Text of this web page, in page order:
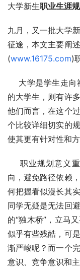
大学新生职业生涯
九月，又一批大学
征途，本文主要阐
(www.16175.com)
大学是学生走向
的大学生，则有许
他们而言，在这个
个比较详细切实的
使其更有针对性和
职业规划意义重
向，避免路径依赖
何把握看似漫长其
同学无疑是无法回
的“独木桥”，立马
似乎有些残酷，可
渐严峻呢？而一个
意识、竞争意识和